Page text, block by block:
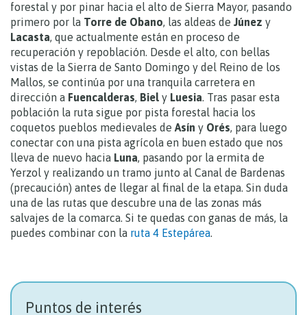
forestal y por pinar hacia el alto de Sierra Mayor, pasando
primero por la Torre de Obano, las aldeas de Júnez y
Lacasta, que actualmente están en proceso de
recuperación y repoblación. Desde el alto, con bellas
vistas de la Sierra de Santo Domingo y del Reino de los
Mallos, se continúa por una tranquila carretera en
dirección a Fuencalderas, Biel y Luesia. Tras pasar esta
población la ruta sigue por pista forestal hacia los
coquetos pueblos medievales de Asín y Orés, para luego
conectar con una pista agrícola en buen estado que nos
lleva de nuevo hacia Luna, pasando por la ermita de
Yerzol y realizando un tramo junto al Canal de Bardenas
(precaución) antes de llegar al final de la etapa. Sin duda
una de las rutas que descubre una de las zonas más
salvajes de la comarca. Si te quedas con ganas de más, la
puedes combinar con la ruta 4 Estepárea.
Puntos de interés